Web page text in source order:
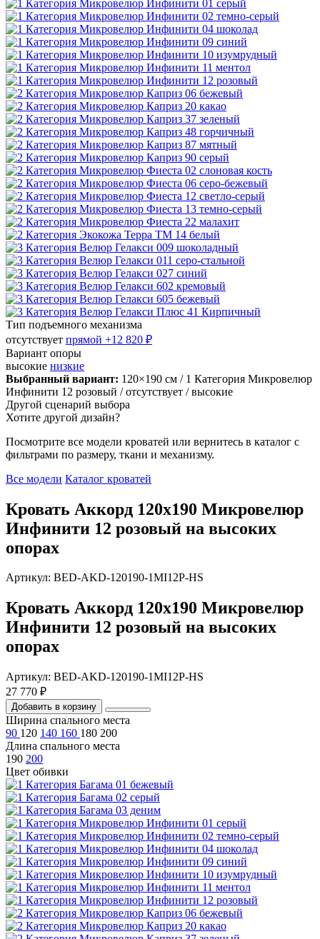
Тип подъемного механизма
отсутствует прямой +12 820 ₽
Вариант опоры
высокие низкие
Выбранный вариант: 120×190 см / 1 Категория Микровелюр
Инфинити 12 розовый / отсутствует / высокие
Другой сценарий выбора
Хотите другой дизайн?
Посмотрите все модели кроватей или вернитесь в каталог с
фильтрами по размеру, ткани и механизму.
Все модели Каталог кроватей
Кровать Аккорд 120х190 Микровелюр
Инфинити 12 розовый на высоких
опорах
Артикул: BED-AKD-120190-1MI12P-HS
Кровать Аккорд 120х190 Микровелюр
Инфинити 12 розовый на высоких
опорах
Артикул: BED-AKD-120190-1MI12P-HS
27 770 ₽
Добавить в корзину
Ширина спального места
90 120 140 160 180 200
Длина спального места
190 200
Цвет обивки